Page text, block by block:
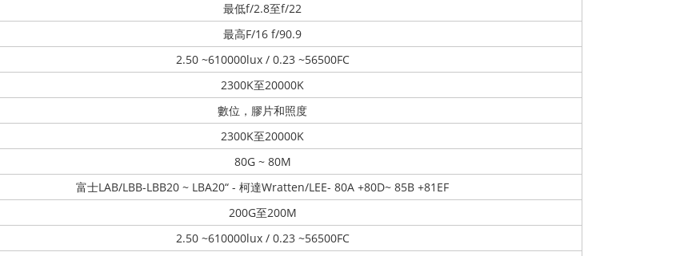
最低f/2.8至f/22
最高F/16 f/90.9
2.50 ~610000lux / 0.23 ~56500FC
2300K至20000K
數位，膠片和照度
2300K至20000K
80G ~ 80M
富士LAB/LBB-LBB20 ~ LBA20“ - 柯達Wratten/LEE- 80A +80D~ 85B +81EF
200G至200M
2.50 ~610000lux / 0.23 ~56500FC